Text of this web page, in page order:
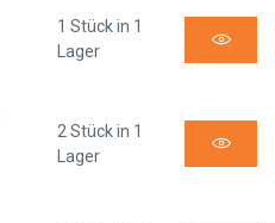
1 Stück in 1
Lager
2 Stück in 1
Lager